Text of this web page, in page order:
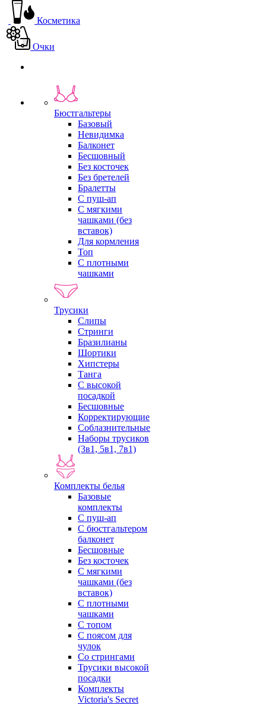
Косметика
Очки
Бюстгальтеры
Базовый
Невидимка
Балконет
Бесшовный
Без косточек
Без бретелей
Бралетты
С пуш-ап
С мягкими
чашками (без
вставок)
Для кормления
Топ
С плотными
чашками
Трусики
Слипы
Стринги
Бразилианы
Шортики
Хипстеры
Танга
С высокой
посадкой
Бесшовные
Корректирующие
Соблазнительные
Наборы трусиков
(3в1, 5в1, 7в1)
Комплекты белья
Базовые
комплекты
С пуш-ап
С бюстгальтером
балконет
Бесшовные
Без косточек
С мягкими
чашками (без
вставок)
С плотными
чашками
С топом
С поясом для
чулок
Со стрингами
Трусики высокой
посадки
Комплекты
Victoria's Secret